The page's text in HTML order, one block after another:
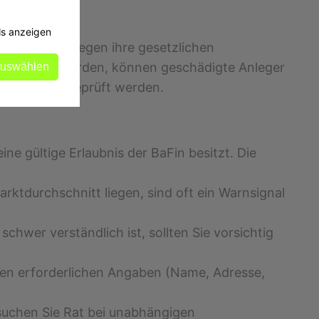
und dabei gegen ihre gesetzlichen
werden, können geschädigte Anleger
genau geprüft werden.
gültige Erlaubnis der BaFin besitzt. Die
liegen, sind oft ein Warnsignal
verständlich ist, sollten Sie vorsichtig
erforderlichen Angaben (Name, Adresse,
Sie Rat bei unabhängigen
anzeigen